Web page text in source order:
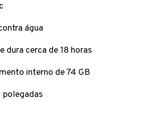
água
dura cerca de 18 horas
interno de 74 GB
polegadas